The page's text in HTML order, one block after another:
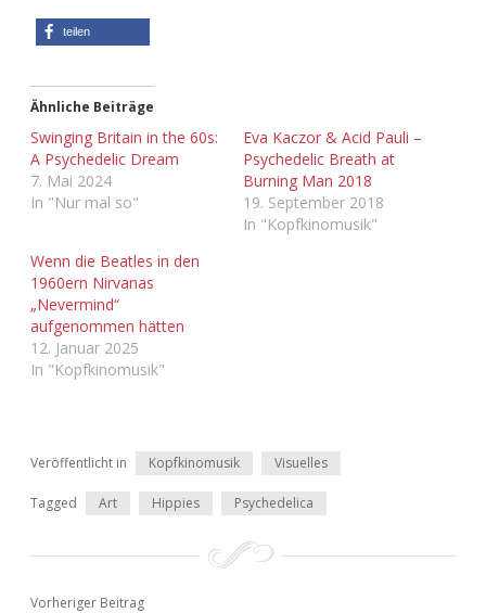
teilen
Ähnliche Beiträge
Swinging Britain in the 60s:
A Psychedelic Dream
7. Mai 2024
In "Nur mal so"
Eva Kaczor & Acid Pauli –
Psychedelic Breath at
Burning Man 2018
19. September 2018
In "Kopfkinomusik"
Wenn die Beatles in den
1960ern Nirvanas
„Nevermind“
aufgenommen hätten
12. Januar 2025
In "Kopfkinomusik"
Veröffentlicht in Kopfkinomusik Visuelles
Tagged Art Hippies Psychedelica
Vorheriger Beitrag